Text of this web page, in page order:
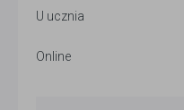
U ucznia
Online